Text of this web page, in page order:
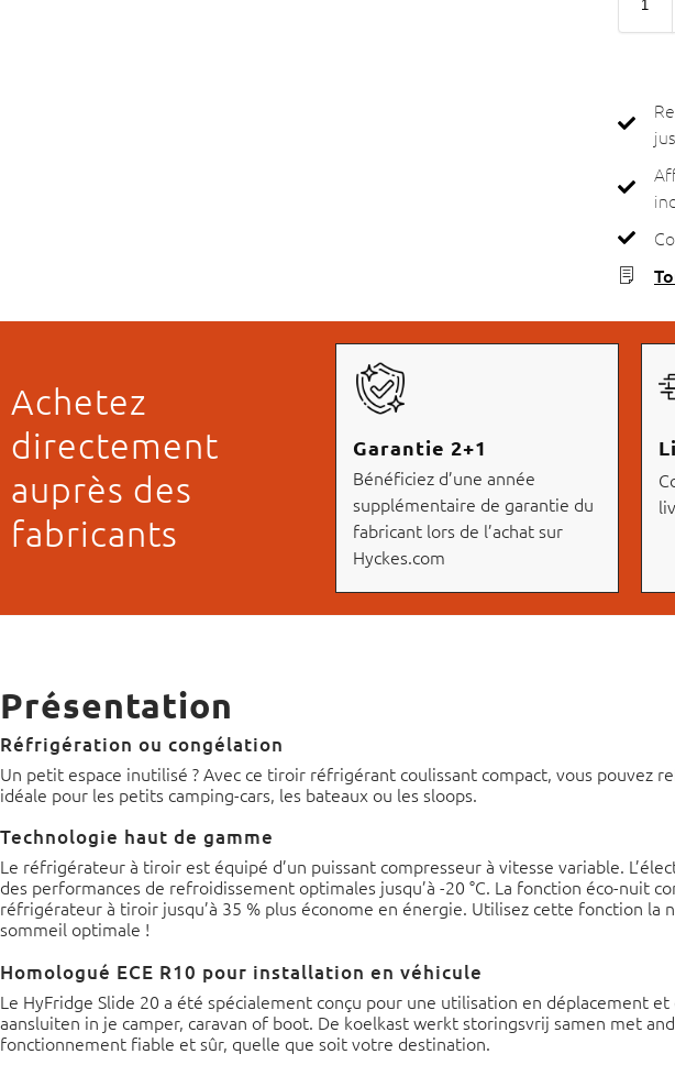
Achetez
directement
auprès des
fabricants
Garantie 2+1
Bénéficiez d’une année
supplémentaire de garantie du
fabricant lors de l’achat sur
Hyckes.com
Présentation
Réfrigération ou congélation
Un petit espace inutilisé ? Avec ce tiroir réfrigérant coulissant compact, vous
idéale pour les petits camping-cars, les bateaux ou les sloops.
Technologie haut de gamme
Le réfrigérateur à tiroir est équipé d’un puissant compresseur à vitesse variable.
des performances de refroidissement optimales jusqu’à -20 °C. La fonction éco-nuit
réfrigérateur à tiroir jusqu’à 35 % plus économe en énergie. Utilisez cette fonction
sommeil optimale !
Homologué ECE R10 pour installation en véhicule
Le HyFridge Slide 20 a été spécialement conçu pour une utilisation en déplacement
aansluiten in je camper, caravan of boot. De koelkast werkt storingsvrij samen met
fonctionnement fiable et sûr, quelle que soit votre destination.